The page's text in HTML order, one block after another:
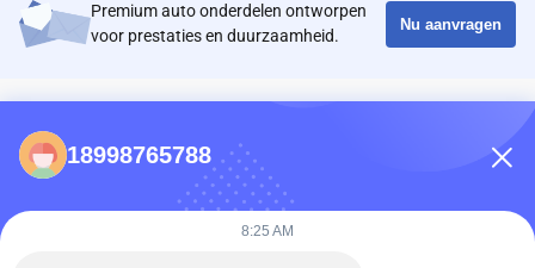
Premium auto onderdelen ontworpen
voor prestaties en duurzaamheid.
Nu aanvragen
86-0731-198823123-11
Puooedr@maoyt.com
18998765788
8:25 AM